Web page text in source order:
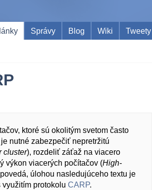
Správy Blog Wiki Tweety
ktoré sú okolitým svetom často
nutné zabezpečiť nepretržitú
cluster), rozdeliť záťaž na viacero
výkon viacerých počítačov (High-
úlohou nasledujúceho textu je
protokolu CARP.